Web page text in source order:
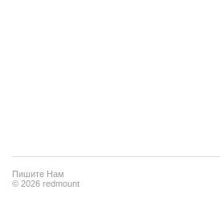
Пишите Нам
© 2026 redmount